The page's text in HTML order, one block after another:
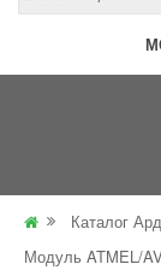
Каталог
Модуль ATMEL/